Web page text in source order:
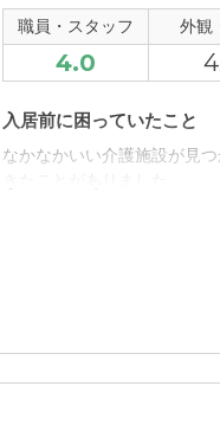
とても清潔感のある。設備
介護医療サービスについて
父は施設入所中に癌が見つ
ウチの姉が入所費用は出し
職員・スタッフ 外観
4.0
入居前に困っていたこと
なかなかいい介護施設が見
みんな疲労困憊が解消され
グループホームフィルハ
家から近く施設の雰囲気も